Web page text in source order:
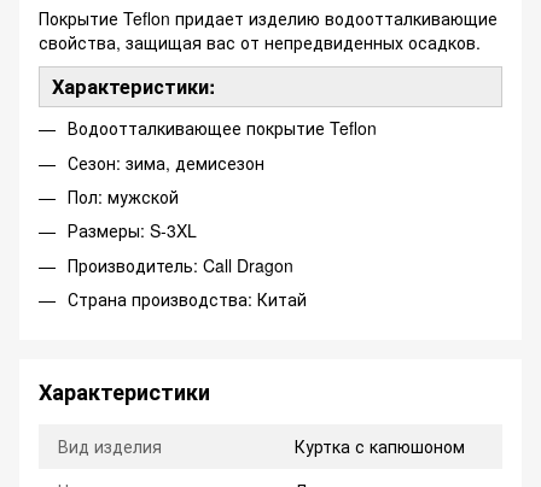
Покрытие Teflon придает изделию водоотталкивающие
свойства, защищая вас от непредвиденных осадков.
Характеристики:
Водоотталкивающее покрытие Teflon
Сезон: зима, демисезон
Пол: мужской
Размеры: S-3XL
Производитель: Call Dragon
Страна производства: Китай
Характеристики
Вид изделия
Куртка с капюшоном